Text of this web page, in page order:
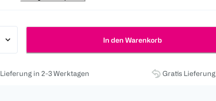
In den Warenkorb
Lieferung in 2-3 Werktagen Gratis